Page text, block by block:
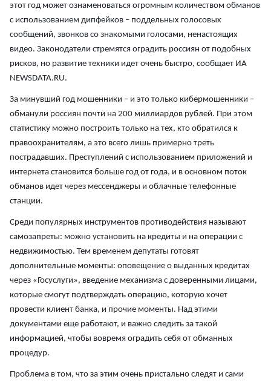
этот год может ознаменоваться огромным количеством обманов
с использованием дипфейков – поддельных голосовых
сообщений, звонков со знакомыми голосами, ненастоящих
видео. Законодатели стремятся оградить россиян от подобных
рисков, но развитие техники идет очень быстро, сообщает ИА
NEWSDATA.RU.
За минувший год мошенники – и это только кибермошенники –
обманули россиян почти на 200 миллиардов рублей. При этом
статистику можно построить только на тех, кто обратился к
правоохранителям, а это всего лишь примерно треть
пострадавших. Преступлений с использованием приложений и
интернета становится больше год от года, и в основном поток
обманов идет через мессенджеры и облачные телефонные
станции.
Среди популярных инструментов противодействия называют
самозапреты: можно установить на кредиты и на операции с
недвижимостью. Тем временем депутаты готовят
дополнительные моменты: оповещение о выданных кредитах
через «Госуслуги», введение механизма с доверенными лицами,
которые смогут подтверждать операцию, которую хочет
провести клиент банка, и прочие моменты. Над этими
документами еще работают, и важно следить за такой
информацией, чтобы вовремя оградить себя от обманных
процедур.
Проблема в том, что за этим очень пристально следят и сами